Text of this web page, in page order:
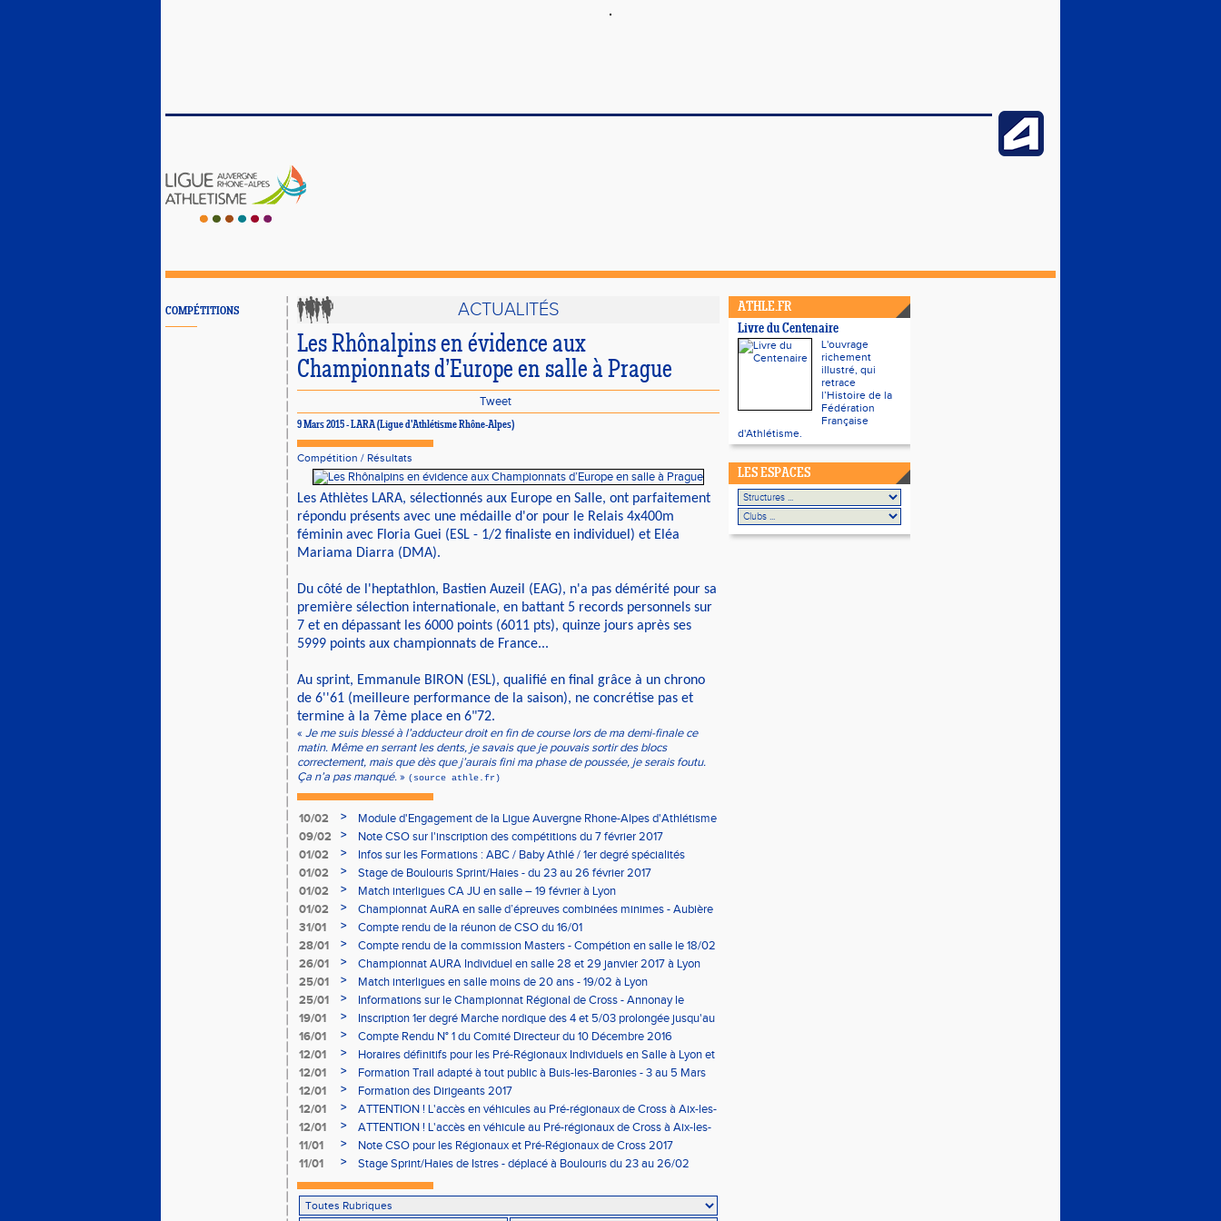
COMPÉTITIONS ACTUALITÉS
Les Rhônalpins en évidence aux
Championnats d’Europe en salle à Prague
Tweet
9 Mars 2015 - LARA (Ligue d'Athlétisme Rhône-Alpes)
Compétition / Résultats
Les Athlètes LARA, sélectionnés aux Europe en Salle, ont parfaitement
répondu présents avec une médaille d'or pour le Relais 4x400m
féminin avec Floria Guei (ESL - 1/2 finaliste en individuel) et Eléa
Mariama Diarra (DMA).
Du côté de l'heptathlon, Bastien Auzeil (EAG), n'a pas démérité pour sa
première sélection internationale, en battant 5 records personnels sur
7 et en dépassant les 6000 points (6011 pts), quinze jours après ses
5999 points aux championnats de France...
Au sprint, Emmanule BIRON (ESL), qualifié en final grâce à un chrono
de 6''61 (meilleure performance de la saison), ne concrétise pas et
termine à la 7ème place en 6"72.
« Je me suis blessé à l’adducteur droit en fin de course lors de ma demi-finale ce
matin. Même en serrant les dents, je savais que je pouvais sortir des blocs
correctement, mais que dès que j’aurais fini ma phase de poussée, je serais foutu.
Ça n’a pas manqué.» (source athle.fr)
10/02 >
Module d'Engagement de la Ligue Auvergne Rhone-Alpes d'Athlétisme
09/02
>
Note CSO sur l'inscription des compétitions du 7 février 2017
01/02
>
Infos sur les Formations : ABC / Baby Athlé / 1er degré spécialités
01/02
>
Stage de Boulouris Sprint/Haies - du 23 au 26 février 2017
01/02
>
Match interligues CA JU en salle – 19 février à Lyon
01/02
>
Championnat AuRA en salle d’épreuves combinées minimes - Aubière
- le 12 février
31/01 >
Compte rendu de la réunon de CSO du 16/01
28/01
>
Compte rendu de la commission Masters - Compétion en salle le 18/02
à Bourgoin
26/01 >
Championnat AURA Individuel en salle 28 et 29 janvier 2017 à Lyon
25/01
>
Match interligues en salle moins de 20 ans - 19/02 à Lyon
25/01
>
Informations sur le Championnat Régional de Cross - Annonay le
05/02
19/01 >
Inscription 1er degré Marche nordique des 4 et 5/03 prolongée jusqu'au
03/02 (sous condition)
16/01 >
Compte Rendu N° 1 du Comité Directeur du 10 Décembre 2016
12/01
>
Horaires définitifs pour les Pré-Régionaux Individuels en Salle à Lyon et
Aubière
12/01 >
Formation Trail adapté à tout public à Buis-les-Baronies - 3 au 5 Mars
12/01
>
Formation des Dirigeants 2017
12/01
>
ATTENTION ! L'accès en véhicules au Pré-régionaux de Cross à Aix-les-
Bains sera réglementé
12/01 >
ATTENTION ! L'accès en véhicule au Pré-régionaux de Cross à Aix-les-
Bains sera réglementé
11/01 >
Note CSO pour les Régionaux et Pré-Régionaux de Cross 2017
11/01
> Stage Sprint/Haies de Istres - déplacé à Boulouris du 23 au 26/02
ATHLE.FR
Livre du Centenaire
L'ouvrage
richement
illustré, qui
retrace
l’Histoire de la
Fédération
Française
d'Athlétisme.
LES ESPACES